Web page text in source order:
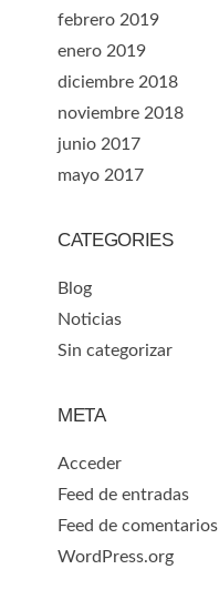
febrero 2019
enero 2019
diciembre 2018
noviembre 2018
junio 2017
mayo 2017
CATEGORIES
Blog
Noticias
Sin categorizar
META
Acceder
Feed de entradas
Feed de comentarios
WordPress.org